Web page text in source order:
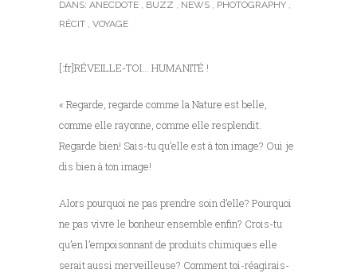
DANS: ANECDOTE , BUZZ , NEWS , PHOTOGRAPHY ,
RÉCIT , VOYAGE
[:fr]RÉVEILLE-TOI… HUMANITÉ !
« Regarde, regarde comme la Nature est belle,
comme elle rayonne, comme elle resplendit.
Regarde bien! Sais-tu qu’elle est à ton image? Oui je
dis bien à ton image!
Alors pourquoi ne pas prendre soin d’elle? Pourquoi
ne pas vivre le bonheur ensemble enfin? Crois-tu
qu’en l’empoisonnant de produits chimiques elle
serait aussi merveilleuse? Comment toi-réagirais-